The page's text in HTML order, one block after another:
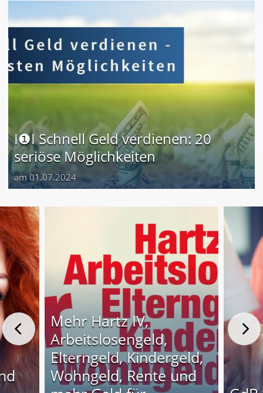
I❶I Schnell Geld verdienen: 20
seriöse Möglichkeiten
am 01.07.2024
Mehr Hartz IV,
Arbeitslosengeld,
Elterngeld, Kindergeld,
Wohngeld, Rente und